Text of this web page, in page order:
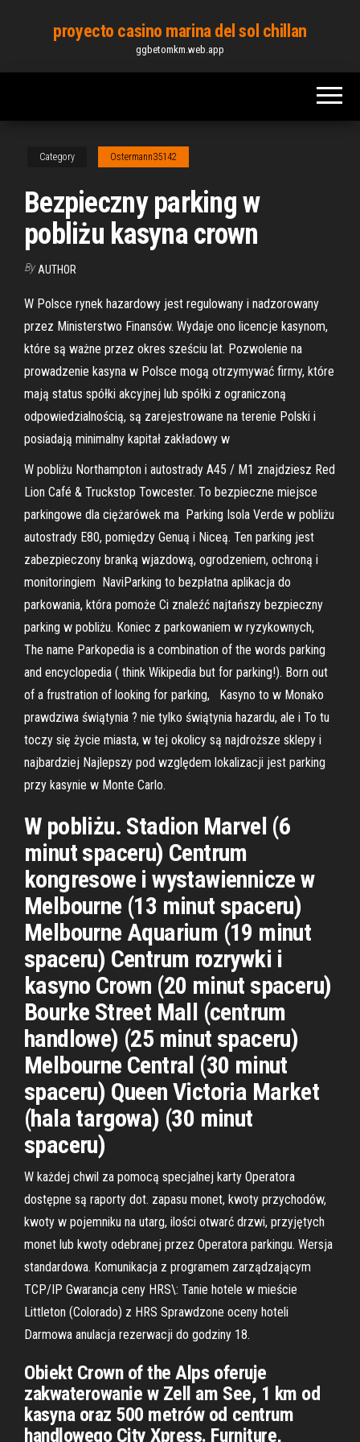
content
proyecto casino marina del sol chillan
ggbetomkm.web.app
Category Ostermann35142
Bezpieczny parking w
pobliżu kasyna crown
By AUTHOR
W Polsce rynek hazardowy jest regulowany i nadzorowany
przez Ministerstwo Finansów. Wydaje ono licencje kasynom,
które są ważne przez okres sześciu lat. Pozwolenie na
prowadzenie kasyna w Polsce mogą otrzymywać firmy, które
mają status spółki akcyjnej lub spółki z ograniczoną
odpowiedzialnością, są zarejestrowane na terenie Polski i
posiadają minimalny kapitał zakładowy w
W pobliżu Northampton i autostrady A45 / M1 znajdziesz Red
Lion Café & Truckstop Towcester. To bezpieczne miejsce
parkingowe dla ciężarówek ma Parking Isola Verde w pobliżu
autostrady E80, pomiędzy Genuą i Niceą. Ten parking jest
zabezpieczony branką wjazdową, ogrodzeniem, ochroną i
monitoringiem NaviParking to bezpłatna aplikacja do
parkowania, która pomoże Ci znaleźć najtańszy bezpieczny
parking w pobliżu. Koniec z parkowaniem w ryzykownych,
The name Parkopedia is a combination of the words parking
and encyclopedia ( think Wikipedia but for parking!). Born out
of a frustration of looking for parking, Kasyno to w Monako
prawdziwa świątynia ? nie tylko świątynia hazardu, ale i To tu
toczy się życie miasta, w tej okolicy są najdroższe sklepy i
najbardziej Najlepszy pod względem lokalizacji jest parking
przy kasynie w Monte Carlo.
W pobliżu. Stadion Marvel (6
minut spaceru) Centrum
kongresowe i wystawiennicze w
Melbourne (13 minut spaceru)
Melbourne Aquarium (19 minut
spaceru) Centrum rozrywki i
kasyno Crown (20 minut spaceru)
Bourke Street Mall (centrum
handlowe) (25 minut spaceru)
Melbourne Central (30 minut
spaceru) Queen Victoria Market
(hala targowa) (30 minut
spaceru)
W każdej chwil za pomocą specjalnej karty Operatora
dostępne są raporty dot. zapasu monet, kwoty przychodów,
kwoty w pojemniku na utarg, ilości otwarć drzwi, przyjętych
monet lub kwoty odebranej przez Operatora parkingu. Wersja
standardowa. Komunikacja z programem zarządzającym
TCP/IP Gwarancja ceny HRS\: Tanie hotele w mieście
Littleton (Colorado) z HRS Sprawdzone oceny hoteli
Darmowa anulacja rezerwacji do godziny 18.
Obiekt Crown of the Alps oferuje
zakwaterowanie w Zell am See, 1 km od
kasyna oraz 500 metrów od centrum
handlowego City Xpress. Furniture,